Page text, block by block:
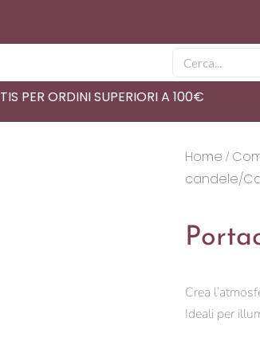
Cerca
PER ORDINI SUPERIORI A 100€
Home /
candele/
Crea
Ideali per